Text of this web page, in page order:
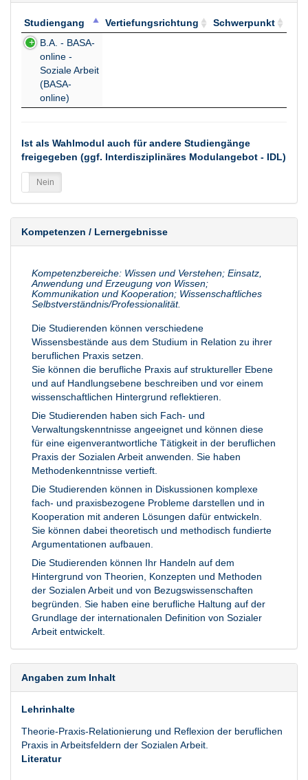
Studiengang Vertiefungsrichtung
Schwerpunkt
Studiengang
B.A. - BASA-
online -
Soziale Arbeit
(BASA-
online)
Ist als Wahlmodul auch für andere Studiengänge
freigegeben (ggf. Interdisziplinäres Modulangebot - IDL)
Nein
Kompetenzen / Lernergebnisse
Kompetenzbereiche: Wissen und Verstehen; Einsatz,
Anwendung und Erzeugung von Wissen;
Kommunikation und Kooperation; Wissenschaftliches
Selbstverständnis/Professionalität.
Die Studierenden können verschiedene
Wissensbestände aus dem Studium in Relation zu ihrer
beruflichen Praxis setzen.
Sie können die berufliche Praxis auf struktureller Ebene
und auf Handlungsebene beschreiben und vor einem
wissenschaftlichen Hintergrund reflektieren.
Die Studierenden haben sich Fach- und
Verwaltungskenntnisse angeeignet und können diese
für eine eigenverantwortliche Tätigkeit in der beruflichen
Praxis der Sozialen Arbeit anwenden. Sie haben
Methodenkenntnisse vertieft.
Die Studierenden können in Diskussionen komplexe
fach- und praxisbezogene Probleme darstellen und in
Kooperation mit anderen Lösungen dafür entwickeln.
Sie können dabei theoretisch und methodisch fundierte
Argumentationen aufbauen.
Die Studierenden können Ihr Handeln auf dem
Hintergrund von Theorien, Konzepten und Methoden
der Sozialen Arbeit und von Bezugswissenschaften
begründen. Sie haben eine berufliche Haltung auf der
Grundlage der internationalen Definition von Sozialer
Arbeit entwickelt.
Angaben zum Inhalt
Lehrinhalte
Theorie-Praxis-Relationierung und Reflexion der beruflichen
Praxis in Arbeitsfeldern der Sozialen Arbeit.
Literatur